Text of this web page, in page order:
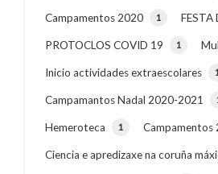
Campamentos 2020 1 FESTA
PROTOCLOS COVID 19 1
Inicio actividades extraescolares
Campamantos Nadal 2020-2021
Hemeroteca 1 Campamentos
Ciencia e apredizaxe na coruña